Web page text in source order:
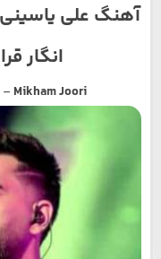
آهنگ علی
انگار
– Mikham Joori